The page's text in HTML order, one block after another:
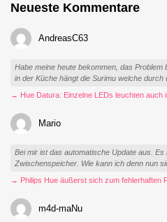
Neueste Kommentare
AndreasC63
Habe meine heute bekommen, das
in der Küche hängt die Surimu welche durch
→ Hue Datura: Einzelne LEDs leuchten auch
Mario
Bei mir ist das automatische Update aus. Es
Zwischenspeicher. Wie kann ich denn nun
→ Philips Hue äußerst sich zum fehlerhaften
m4d-maNu